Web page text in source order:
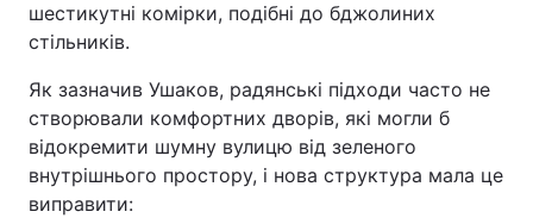
шестикутні комірки, подібні до бджолиних
стільників.
Як зазначив Ушаков, радянські підходи часто не
створювали комфортних дворів, які могли б
відокремити шумну вулицю від зеленого
внутрішнього простору, і нова структура мала це
виправити: